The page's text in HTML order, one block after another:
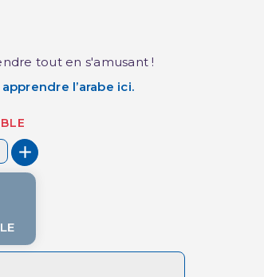
tout en s'amusant !
apprendre l’arabe ici.